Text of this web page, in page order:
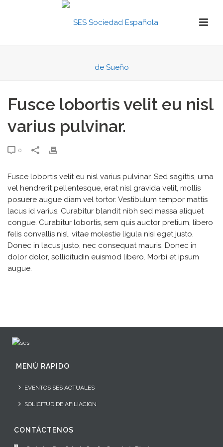
Fusce lobortis velit eu nisl
varius pulvinar.
0
Fusce lobortis velit eu nisl varius pulvinar. Sed sagittis, urna
vel hendrerit pellentesque, erat nisl gravida velit, mollis
posuere augue diam vel tortor. Vestibulum tempor mattis
lacus id varius. Curabitur blandit nibh sed massa aliquet
congue. Curabitur lobortis, sem quis auctor pretium, libero
felis convallis nisl, vitae molestie ligula nisi eget justo.
Donec in lacus justo, nec consequat mauris. Donec in
dolor dolor, sollicitudin euismod libero. Morbi et ipsum
augue.
MENÚ RAPIDO
EVENTOS SES ACTUALES
SOLICITUD DE AFILIACION
CONTÁCTENOS